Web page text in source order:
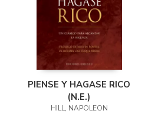
PIENSE Y HAGASE RICO
(N.E.)
HILL, NAPOLEON